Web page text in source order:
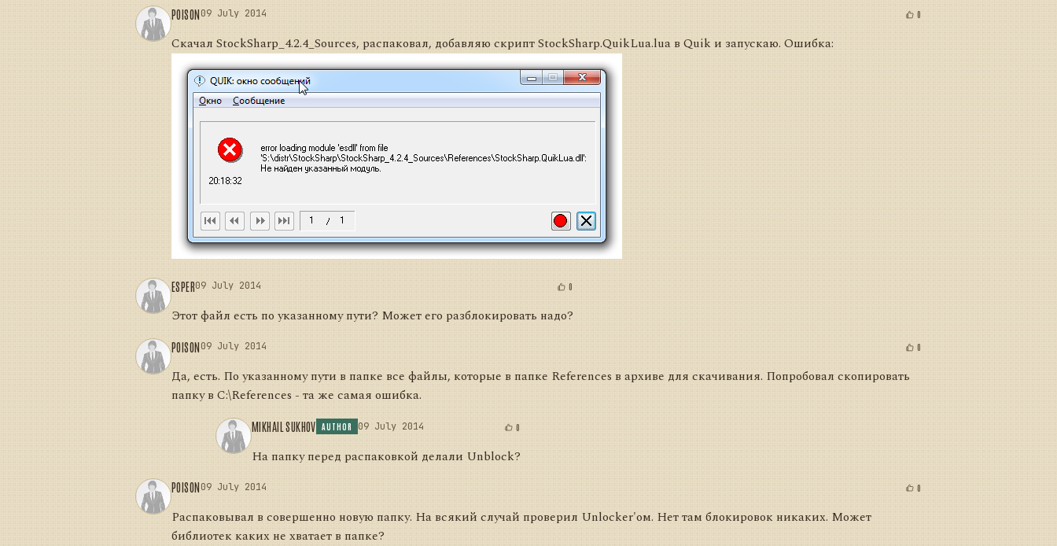
POISON09 July 2014 0
Скачал StockSharp_4.2.4_Sources, распаковал, добавляю скрипт StockSharp.QuikLua.lua в Quik и запускаю. Ошибка:
ESPER09 July 2014 0
Этот файл есть по указанному пути? Может его разблокировать надо?
POISON09 July 2014 0
Да, есть. По указанному пути в папке все файлы, которые в папке References в архиве для скачивания. Попробовал скопировать
папку в C:\References - та же самая ошибка.
MIKHAIL SUKHOV AUTHOR 09 July 2014 0
На папку перед распаковкой делали Unblock?
POISON09 July 2014 0
Распаковывал в совершенно новую папку. На всякий случай проверил Unlocker'ом. Нет там блокировок никаких. Может
библиотек каких не хватает в папке?